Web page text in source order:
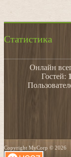
Статистика
Онлайн
Гостей: 1
Copyright MyCorp © 2026